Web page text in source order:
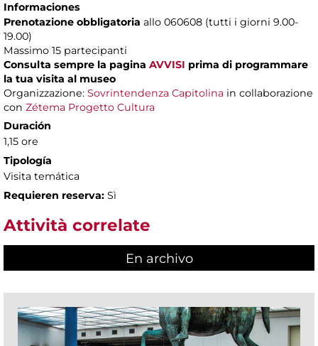
Informaciones
Prenotazione obbligatoria allo 060608 (tutti i giorni 9.00-
19.00)
Massimo 15 partecipanti
Consulta sempre la pagina AVVISI prima di programmare
la tua visita al museo
Organizzazione: Sovrintendenza Capitolina in collaborazione
con Zétema Progetto Cultura
Duración
1,15 ore
Tipología
Visita temática
Requieren reserva: Sì
Attività correlate
En archivo